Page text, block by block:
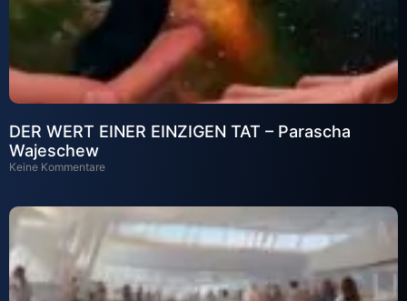
DER WERT EINER EINZIGEN TAT – Parascha
Wajeschew
Keine Kommentare